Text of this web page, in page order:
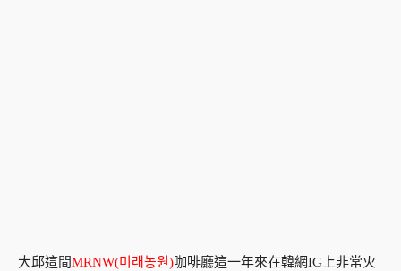
大邱這間MRNW(미래농원)咖啡廳這一年來在韓網IG上非常火